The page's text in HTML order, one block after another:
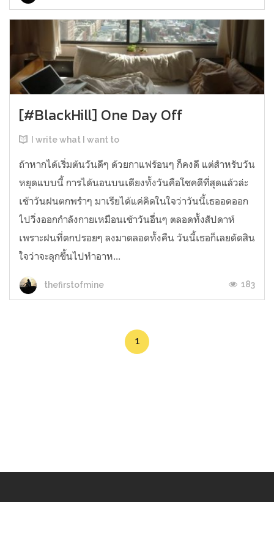
[#BlackHill] One Day Off
I write what I want to
ถ้าหากได้เริ่มต้นวันดีๆ ด้วยกาแฟร้อนๆ ก็คงดี แต่สำหรับวัน
หยุดแบบนี้ การได้นอนบนเตียงทั้งวันคือโชคดีที่สุดแล้วล่ะ
เช้าวันฝนตกพรำๆ มาเรียได้แค่คิดในใจว่าวันนี้เธออดออก
ไปวิ่งออกกำลังกายเหมือนเช้าวันอื่นๆ ตลอดทั้งสัปดาห์
เพราะฝนที่ตกปรอยๆ ลงมาตลอดทั้งคืน วันนี้เธอก็เลยตัดสิน
ใจว่าจะลุกขึ้นไปทำอาห...
thefirstofmine 183
1